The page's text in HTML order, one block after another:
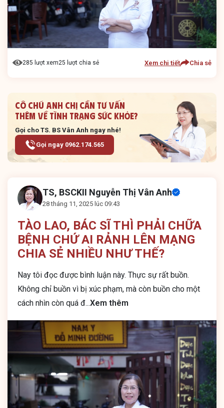
285 lượt xem25 lượt chia sẻ Xem chi tiết Chia sẻ
Cô chú anh chị cần tư vấn
thêm về tình trạng sức khỏe?
Gọi cho TS. BS Vân Anh ngay nhé!
Gọi ngay 0962.174.565
TS, BSCKII Nguyễn Thị Vân Anh
28 tháng 11, 2025 lúc 09:43
TÀO LAO, BÁC SĨ THÌ PHẢI CHỮA
BỆNH CHỨ AI RẢNH LÊN MẠNG
CHIA SẺ NHIỀU NHƯ THẾ?
Nay tôi đọc được bình luận này. Thực sự rất buồn.
Không chỉ buồn vì bị xúc phạm, mà còn buồn cho một
cách nhìn còn quá đ...Xem thêm